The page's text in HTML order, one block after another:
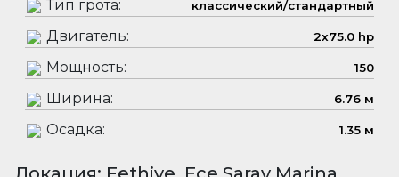
Тип грота: классический/стандартный
Двигатель: 2x75.0 hp
Мощность: 150
Ширина: 6.76 м
Осадка: 1.35 м